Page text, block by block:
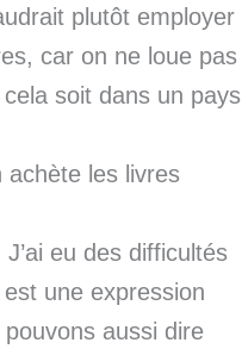
plutôt employer
car on ne loue pas
soit dans un pays
achète les livres
J’ai eu des difficultés
une expression
aussi dire